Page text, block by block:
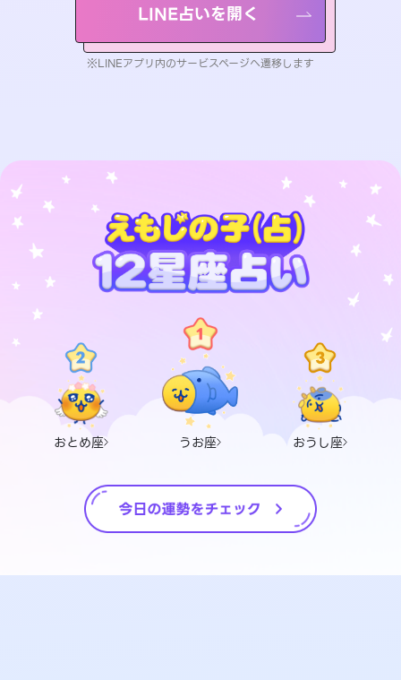
LINE占いを開く
※LINEアプリ内のサービスページへ遷移します
おとめ座 うお座 おうし座